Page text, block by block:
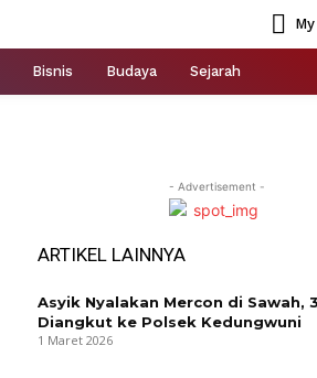
Bisnis Budaya Sejarah
- Advertisement -
ARTIKEL LAINNYA
Asyik Nyalakan Mercon di Sawah,
Diangkut ke Polsek Kedungwuni
1 Maret 2026